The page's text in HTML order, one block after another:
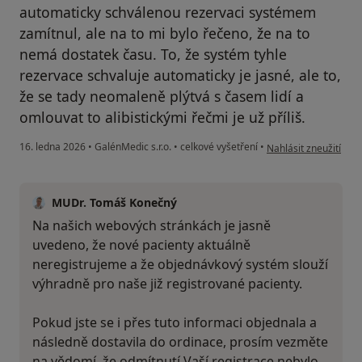
automaticky schválenou rezervaci systémem
zamítnul, ale na to mi bylo řečeno, že na to
nemá dostatek času. To, že systém tyhle
rezervace schvaluje automaticky je jasné, ale to,
že se tady neomaleně plýtvá s časem lidí a
omlouvat to alibistickými řečmi je už příliš.
16. ledna 2026 • GalénMedic s.r.o. • celkové vyšetření • podle názoru
Nahlásit zneužití
MUDr. Tomáš Konečný
Na našich webových stránkách je jasně
uvedeno, že nové pacienty aktuálně
neregistrujeme a že objednávkový systém slouží
výhradně pro naše již registrované pacienty.
Pokud jste se i přes tuto informaci objednala a
následně dostavila do ordinace, prosím vezměte